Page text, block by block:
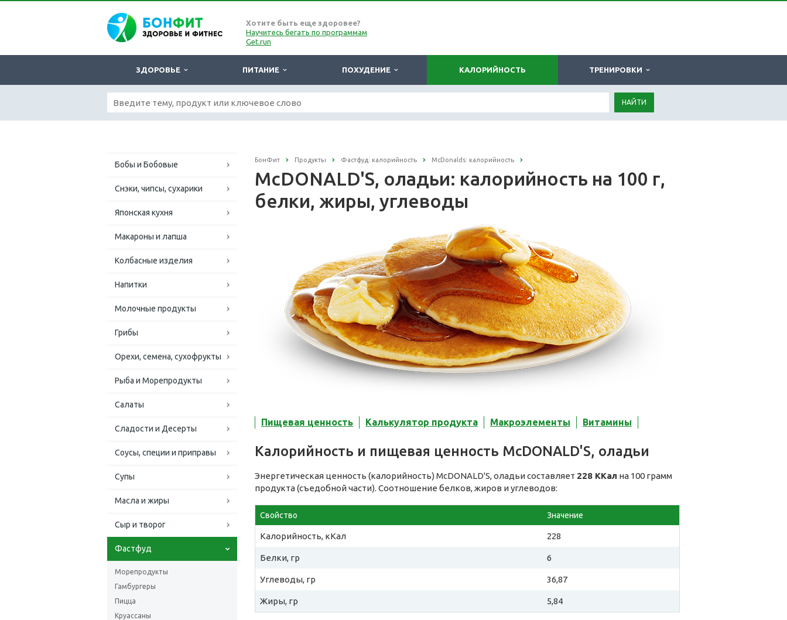
Хотите быть еще здоровее?
Научитесь бегать по программам
Get.run
ЗДОРОВЬЕ ПИТАНИЕ ПОХУДЕНИЕ КАЛОРИЙНОСТЬ ТРЕНИРОВКИ
НАЙТИ
Бобы и Бобовые
Снэки, чипсы, сухарики
Японская кухня
Макароны и лапша
Колбасные изделия
Напитки
Молочные продукты
Грибы
Орехи, семена, сухофрукты
Рыба и Морепродукты
Салаты
Сладости и Десерты
Соусы, специи и приправы
Супы
Масла и жиры
Сыр и творог
Фастфуд
Морепродукты
Гамбургеры
Пицца
Круассаны
БонФит Продукты Фастфуд: калорийность McDonalds: калорийность
McDONALD'S, оладьи: калорийность на 100 г,
белки, жиры, углеводы
Пищевая ценность Калькулятор продукта Макроэлементы Витамины
Калорийность и пищевая ценность McDONALD'S, оладьи
Энергетическая ценность (калорийность) McDONALD'S, оладьи составляет 228 ККал на 100 грамм
продукта (съедобной части). Соотношение белков, жиров и углеводов:
Свойство Значение
Калорийность, кКал 228
Белки, гр 6
Углеводы, гр 36,87
Жиры, гр 5,84